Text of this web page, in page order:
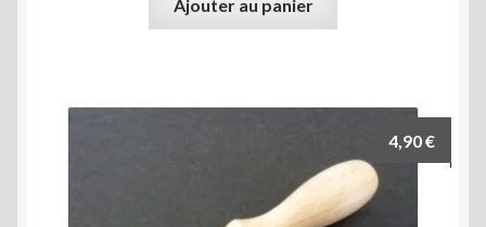
Ajouter au panier
4,90€